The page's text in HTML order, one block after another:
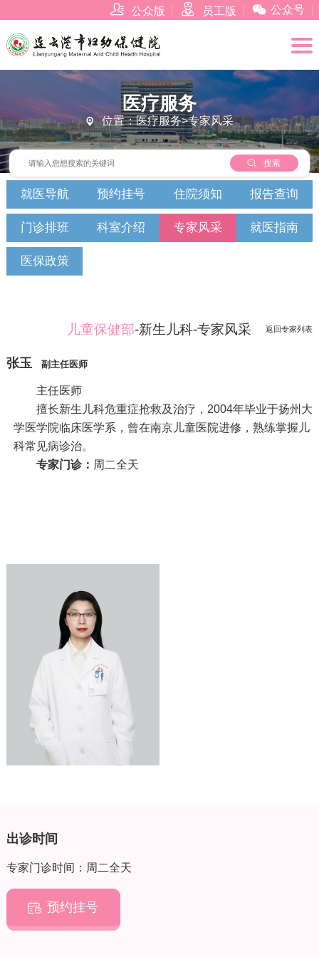
 公众版  员工版  公众号
 搜索
医疗服务
 位置：医疗服务>专家风采
就医导航 预约挂号 住院须知 报告查询
门诊排班 科室介绍 专家风采 就医指南
医保政策
儿童保健部-新生儿科-专家风采 返回专家列表
张玉 副主任医师
主任医师
擅长新生儿科危重症抢救及治疗，2004年毕业于扬州大
学医学院临床医学系，曾在南京儿童医院进修，熟练掌握儿
科常见病诊治。
专家门诊： 周二全天
出诊时间
专家门诊时间：周二全天
 预约挂号